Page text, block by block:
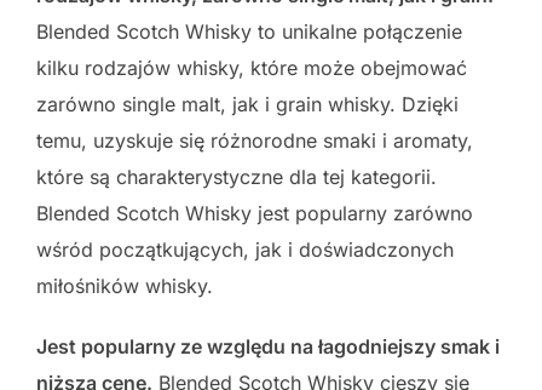
Blended Scotch Whisky to unikalne połączenie
kilku rodzajów whisky, które może obejmować
zarówno single malt, jak i grain whisky. Dzięki
temu, uzyskuje się różnorodne smaki i aromaty,
które są charakterystyczne dla tej kategorii.
Blended Scotch Whisky jest popularny zarówno
wśród początkujących, jak i doświadczonych
miłośników whisky.
Jest popularny ze względu na łagodniejszy smak i
niższą cenę. Blended Scotch Whisky cieszy się